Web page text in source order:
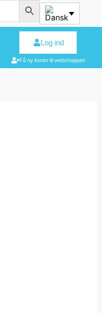
Log ind
Få ny konto til webshoppen